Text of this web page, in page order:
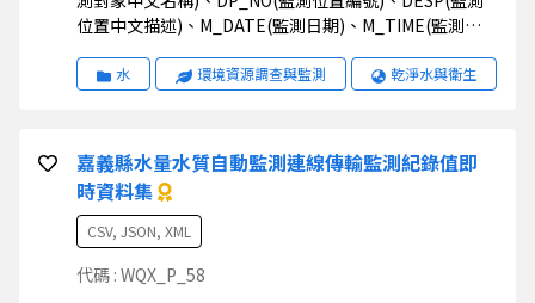
位置中文描述)、M_DATE(監測日期)、M_TIME(監測時
位)、STD1(排放標準一)、STD2(排放標準二)、
WGS84Y(經緯度座標_Y)
水 環境資源調查與監測 乾淨水與衛生
嘉義縣水量水質自動監測連線傳輸監測紀錄值即
時資料集
CSV, JSON, XML
代碼 : WQX_P_58